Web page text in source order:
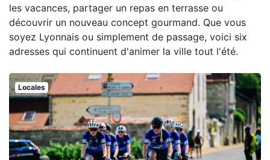
les vacances, partager un repas en terrasse ou
découvrir un nouveau concept gourmand. Que vous
soyez Lyonnais ou simplement de passage, voici six
adresses qui continuent d'animer la ville tout l'été.
Locales